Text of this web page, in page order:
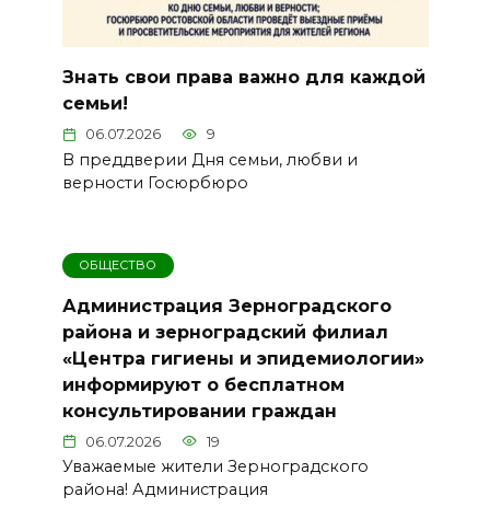
Знать свои права важно для каждой
семьи!
06.07.2026 9
В преддверии Дня семьи, любви и
верности Госюрбюро
ОБЩЕСТВО
Администрация Зерноградского
района и зерноградский филиал
«Центра гигиены и эпидемиологии»
информируют о бесплатном
консультировании граждан
06.07.2026 19
Уважаемые жители Зерноградского
района! Администрация